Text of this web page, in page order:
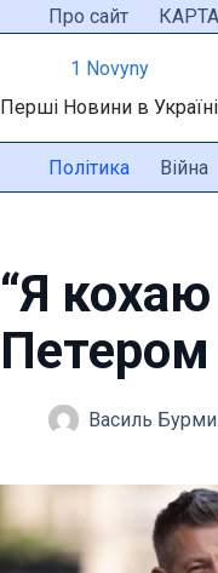
ПерейтиПро сайт
1 Novyny
Перші Новини в Україні
Політика Війна
“Я кохаю
Петером
Василь